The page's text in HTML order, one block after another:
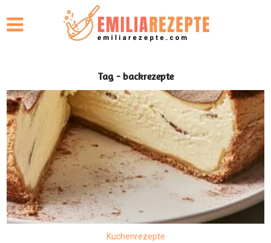
Tag - backrezepte
Kuchenrezepte